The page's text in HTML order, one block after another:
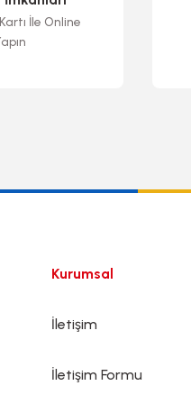
İle Online
Kurumsal
İletişim
İletişim Formu